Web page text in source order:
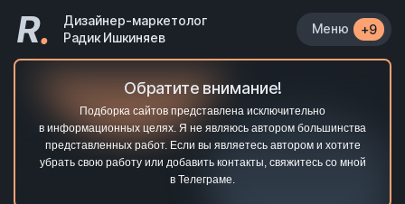
R.
Дизайнер-маркетолог
Радик Ишкиняев
Меню +9
Обратите внимание!
Подборка сайтов представлена исключительно
в информационных целях. Я не являюсь автором большинства
представленных работ. Если вы являетесь автором и хотите
убрать свою работу или добавить контакты, свяжитесь со мной
в Телеграме.